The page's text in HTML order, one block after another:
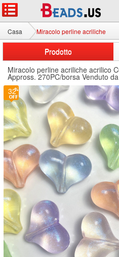
Casa Miracolo perline acriliche
Prodotto
Miracolo perline acriliche acrilico
Appross. 270PC/borsa Venduto
32